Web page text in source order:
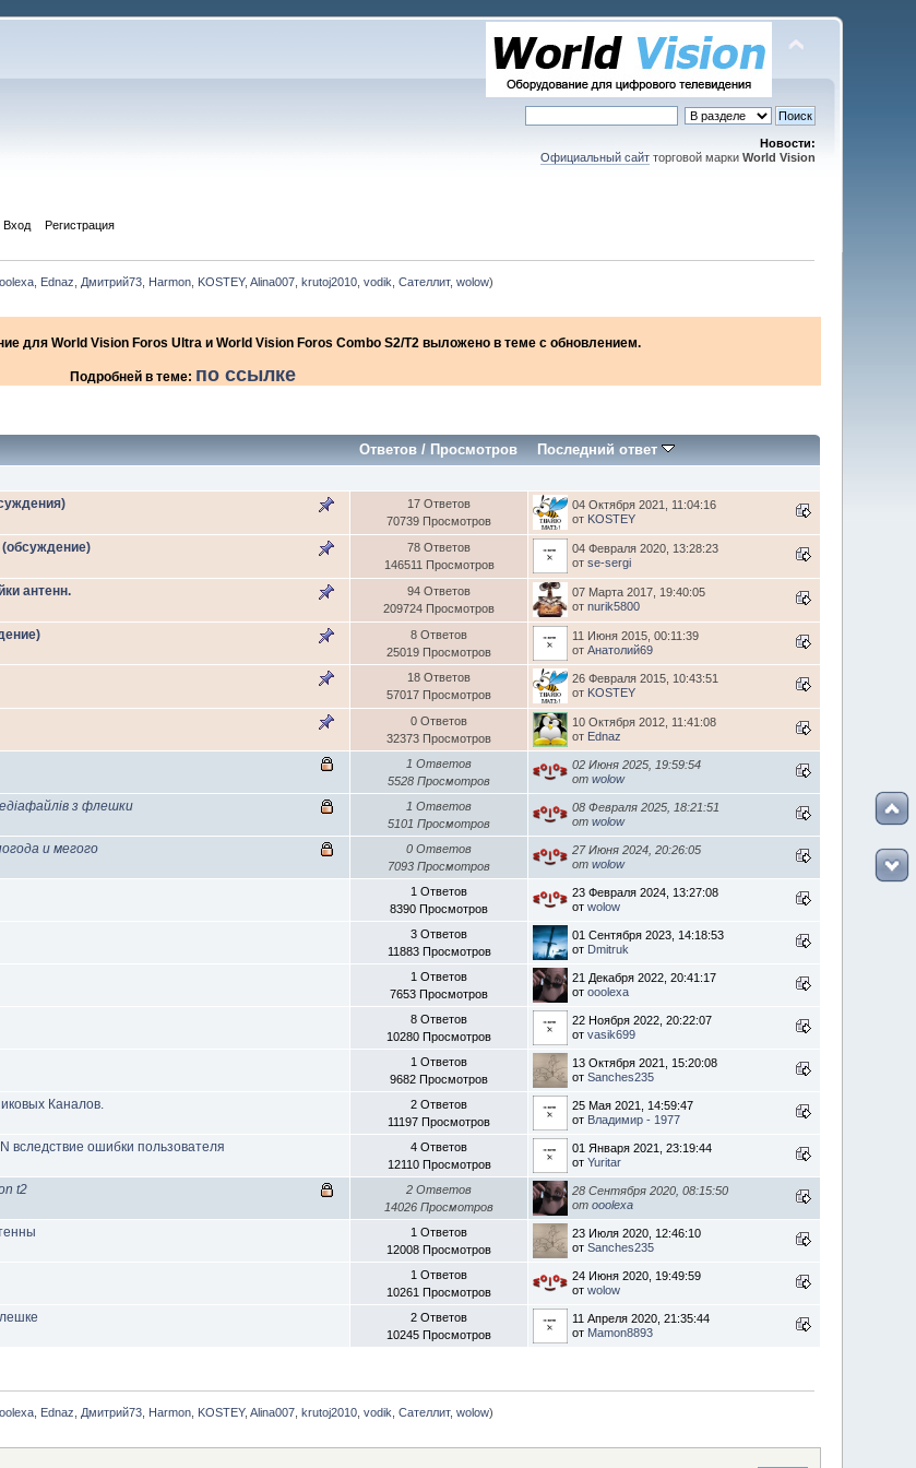
Новости:
Официальный сайтторговой марки World Vision
Вход Регистрация
Ednaz Дмитрий73 Harmon KOSTEY,Alina007 ,krutoj2010 ,vodik ,Сателлит,wolow)
для World Vision Foros Ultra и World Vision Foros Combo S2/T2 выложено в теме с обновлением.
Подробней в теме: по ссылке
Ответов / Просмотров Последний ответ
17 Ответов
70739 Просмотров
04 Октября 2021, 11:04:16
от KOSTEY
(обсуждение)
78 Ответов
146511 Просмотров
04 Февраля 2020, 13:28:23
отse-sergi
антенн.
94 Ответов
209724 Просмотров
07 Марта 2017, 19:40:05
отnurik5800
8 Ответов
25019 Просмотров
11 Июня 2015, 00:11:39
отАнатолий69
18 Ответов
57017 Просмотров
26 Февраля 2015, 10:43:51
от KOSTEY
0 Ответов
32373 Просмотров
10 Октября 2012, 11:41:08
от Ednaz
1 Ответов
5528 Просмотров
02 Июня 2025, 19:59:54
отwolow
з флешки
1 Ответов
5101 Просмотров
08 Февраля 2025, 18:21:51
отwolow
и мегого
0 Ответов
7093 Просмотров
27 Июня 2024, 20:26:05
отwolow
1 Ответов
8390 Просмотров
23 Февраля 2024, 13:27:08
отwolow
3 Ответов
11883 Просмотров
01 Сентября 2023, 14:18:53
от Dmitruk
1 Ответов
7653 Просмотров
21 Декабря 2022, 20:41:17
отooolexa
8 Ответов
10280 Просмотров
22 Ноября 2022, 20:22:07
отvasik699
1 Ответов
9682 Просмотров
13 Октября 2021, 15:20:08
отSanches235
Каналов.
2 Ответов
11197 Просмотров
25 Мая 2021, 14:59:47
от Владимир - 1977
вследствие ошибки пользователя
4 Ответов
12110 Просмотров
01 Января 2021, 23:19:44
отYuritar
t2
2 Ответов
14026 Просмотров
28 Сентября 2020, 08:15:50
отooolexa
1 Ответов
12008 Просмотров
23 Июля 2020, 12:46:10
отSanches235
1 Ответов
10261 Просмотров
24 Июня 2020, 19:49:59
отwolow
2 Ответов
10245 Просмотров
11 Апреля 2020, 21:35:44
от Mamon8893
Ednaz Дмитрий73 Harmon KOSTEY,Alina007 ,krutoj2010 ,vodik ,Сателлит,wolow)